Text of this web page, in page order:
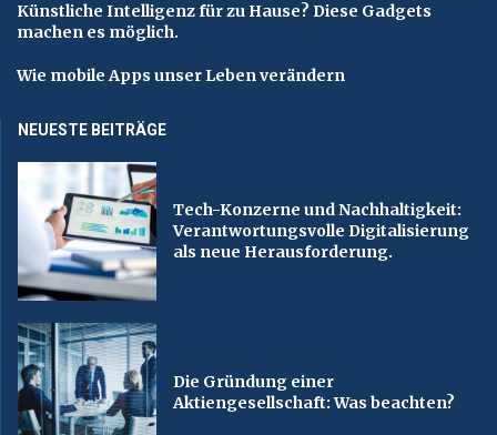
Künstliche Intelligenz für zu Hause? Diese Gadgets
machen es möglich.
Wie mobile Apps unser Leben verändern
NEUESTE BEITRÄGE
Tech-Konzerne und Nachhaltigkeit:
Verantwortungsvolle Digitalisierung
als neue Herausforderung.
Die Gründung einer
Aktiengesellschaft: Was beachten?